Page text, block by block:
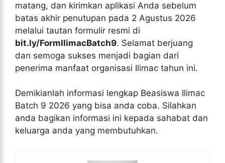
matang, dan kirimkan aplikasi Anda sebelum
batas akhir penutupan pada 2 Agustus 2026
melalui tautan formulir resmi di
bit.ly/FormIlimacBatch9. Selamat berjuang
dan semoga sukses menjadi bagian dari
penerima manfaat organisasi Ilimac tahun ini.
Demikianlah informasi lengkap Beasiswa Ilimac
Batch 9 2026 yang bisa anda coba. Silahkan
anda bagikan informasi ini kepada sahabat dan
keluarga anda yang membutuhkan.